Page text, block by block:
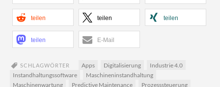
teilen teilen teilen
teilen E-Mail
SCHLAGWÖRTER Apps Digitalisierung
Industrie 4.0
Instandhaltungssoftware
Maschineninstandhaltung
Maschinenwartung
Predictive Maintenance
Prozesssteuerung